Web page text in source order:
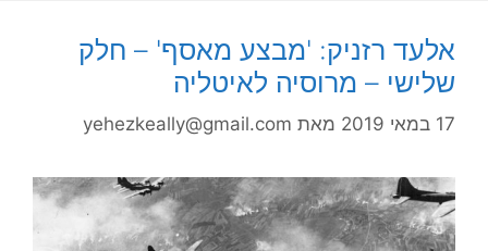
אלעד רזניק: 'מבצע מאסף' – חלק
שלישי – מרוסיה לאיטליה
17 במאי 2019 מאת yehezkeally@gmail.com